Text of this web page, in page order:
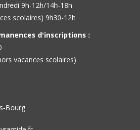
9h-12h/14h-18h
scolaires) 9h30-12h
d'inscriptions :
vacances scolaires)
Bourg